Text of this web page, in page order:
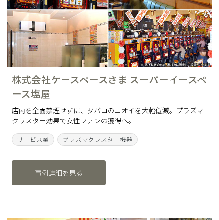
株式会社ケースペースさま スーパーイースペ
ース塩屋
店内を全面禁煙せずに、タバコのニオイを大幅低減。プラズマ
クラスター効果で女性ファンの獲得へ。
サービス業 プラズマクラスター機器
事例詳細を見る